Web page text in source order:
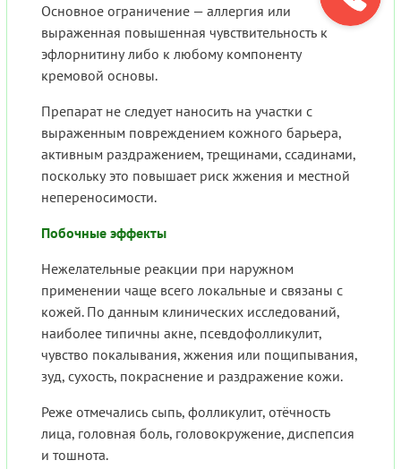
Основное ограничение — аллергия или
выраженная повышенная чувствительность к
эфлорнитину либо к любому компоненту
кремовой основы.
Препарат не следует наносить на участки с
выраженным повреждением кожного барьера,
активным раздражением, трещинами, ссадинами,
поскольку это повышает риск жжения и местной
непереносимости.
Побочные эффекты
Нежелательные реакции при наружном
применении чаще всего локальные и связаны с
кожей. По данным клинических исследований,
наиболее типичны акне, псевдофолликулит,
чувство покалывания, жжения или пощипывания,
зуд, сухость, покраснение и раздражение кожи.
Реже отмечались сыпь, фолликулит, отёчность
лица, головная боль, головокружение, диспепсия
и тошнота.